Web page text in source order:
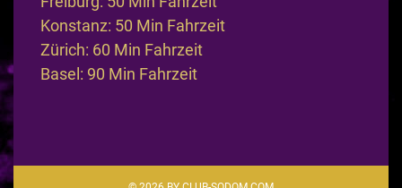
Konstanz: 50 Min Fahrzeit
Zürich: 60 Min Fahrzeit
Basel: 90 Min Fahrzeit